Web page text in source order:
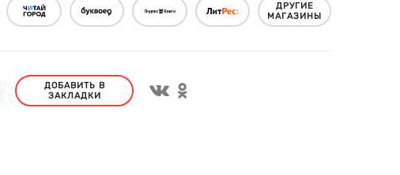
ДРУГИЕ
МАГАЗИНЫ
ДОБАВИТЬ В
ЗАКЛАДКИ